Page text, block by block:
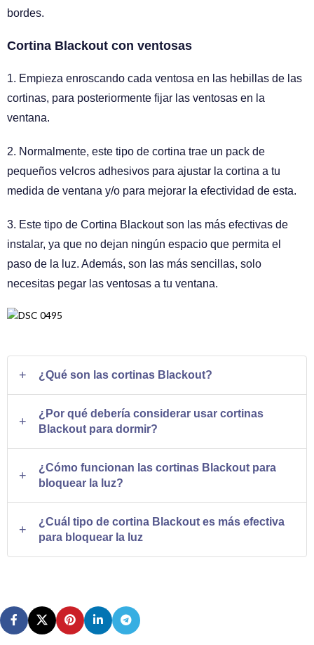
bordes.
Cortina Blackout con ventosas
1. Empieza enroscando cada ventosa en las hebillas de las
cortinas, para posteriormente fijar las ventosas en la
ventana.
2. Normalmente, este tipo de cortina trae un pack de
pequeños velcros adhesivos para ajustar la cortina a tu
medida de ventana y/o para mejorar la efectividad de esta.
3. Este tipo de Cortina Blackout son las más efectivas de
instalar, ya que no dejan ningún espacio que permita el
paso de la luz. Además, son las más sencillas, solo
necesitas pegar las ventosas a tu ventana.
¿Qué son las cortinas Blackout?
diseñadas especialmente para mejorar el dormir, bloquean
de materiales superdensos como el poliéster que impiden
que la luz pase.
¿Por qué debería considerar usar cortinas
Blackout para dormir?
mejor calidad de sueño al bloquear la luz, aislamiento
del ruido exterior y mayor privacidad.
¿Cómo funcionan las cortinas Blackout para
bloquear la luz?
aislante, normalmente poliéster. La capa exterior es
¿Cuál tipo de cortina Blackout es más efectiva
para bloquear la luz
paso de la luz, a diferencia de las Roller que pueden dejar
filtrar luz por los bordes.